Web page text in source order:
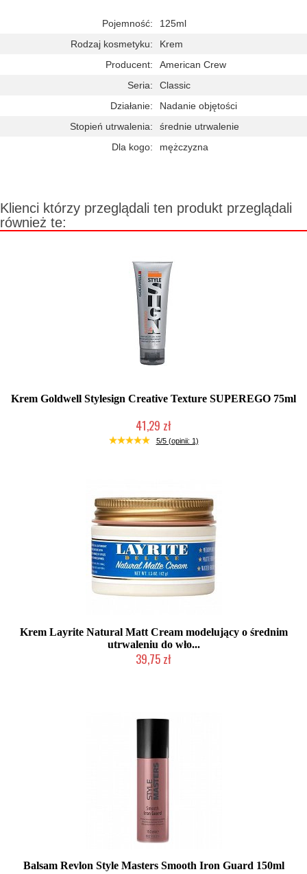
Pojemność:
125ml
Rodzaj kosmetyku:
Krem
Producent:
American Crew
Seria:
Classic
Działanie:
Nadanie objętości
Stopień utrwalenia:
średnie utrwalenie
Dla kogo:
mężczyzna
Klienci którzy przeglądali ten produkt przeglądali
również te:
Krem Goldwell Stylesign Creative Texture SUPEREGO 75ml
41,29 zł
Produkt wycofany
5/5 (opinii: 1)
Krem Layrite Natural Matt Cream modelujący o średnim
utrwaleniu do wło...
39,75 zł
Balsam Revlon Style Masters Smooth Iron Guard 150ml